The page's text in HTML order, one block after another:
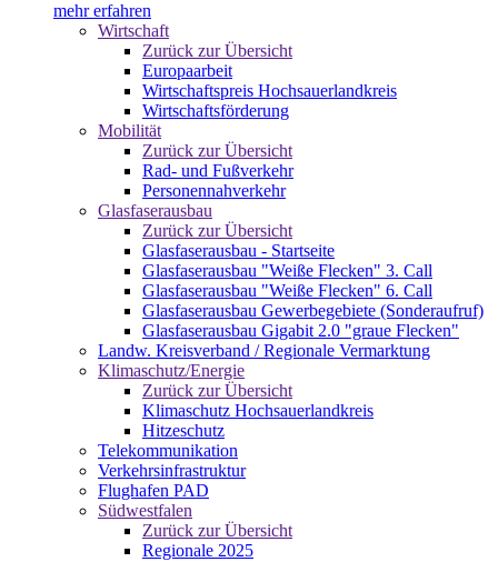
mehr erfahren
Wirtschaft
Zurück zur Übersicht
Europaarbeit
Wirtschaftspreis Hochsauerlandkreis
Wirtschaftsförderung
Mobilität
Zurück zur Übersicht
Rad- und Fußverkehr
Personennahverkehr
Glasfaserausbau
Zurück zur Übersicht
Glasfaserausbau - Startseite
Glasfaserausbau "Weiße Flecken" 3. Call
Glasfaserausbau "Weiße Flecken" 6. Call
Glasfaserausbau Gewerbegebiete (Sonderaufruf)
Glasfaserausbau Gigabit 2.0 "graue Flecken"
Landw. Kreisverband / Regionale Vermarktung
Klimaschutz/Energie
Zurück zur Übersicht
Klimaschutz Hochsauerlandkreis
Hitzeschutz
Telekommunikation
Verkehrsinfrastruktur
Flughafen PAD
Südwestfalen
Zurück zur Übersicht
Regionale 2025